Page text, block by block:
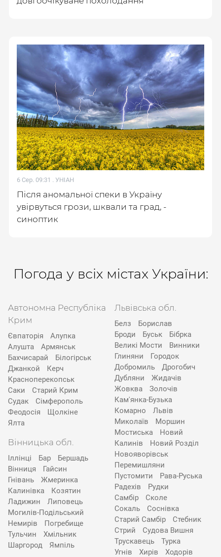
6 Сер. 09:31 . УНІАН
Після аномальної спеки в Україну
увірвуться грози, шквали та град, -
синоптик
Погода у всіх містах України:
Автономна Республіка
Крим
Євпаторія
Алупка
Алушта
Армянськ
Бахчисарай
Білогірськ
Джанкой
Керч
Красноперекопськ
Саки
Старий Крим
Судак
Сімферополь
Феодосія
Щолкіне
Ялта
Вінницька обл.
Іллінці Бар
Бершадь
Вінниця
Гайсин
Гнівань
Жмеринка
Калинівка
Козятин
Ладижин
Липовець
Могилів-Подільський
Немирів
Погребище
Тульчин
Хмільник
Шаргород
Ямпіль
Львівська обл.
Белз
Борислав
Броди
Буськ
Бібрка
Великі Мости
Винники
Глиняни
Городок
Добромиль
Дрогобич
Дубляни
Жидачів
Жовква
Золочів
Кам'янка-Бузька
Комарно
Львів
Миколаїв
Моршин
Мостиська
Новий
Калинів
Новий Розділ
Новояворівськ
Перемишляни
Пустомити
Рава-Руська
Радехів
Рудки
Самбір
Сколе
Сокаль
Соснівка
Старий Самбір
Стебник
Стрий
Судова Вишня
Трускавець
Турка
Угнів
Хирів
Ходорів